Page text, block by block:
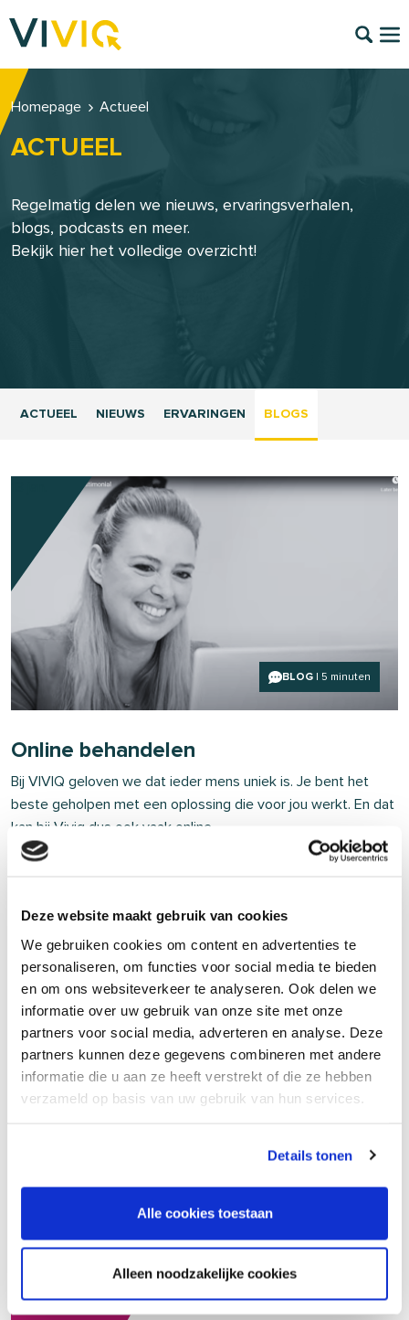
Deze website maakt gebruik van cookies
We gebruiken cookies om content en advertenties te
personaliseren, om functies voor social media te bieden
en om ons websiteverkeer te analyseren. Ook delen we
informatie over uw gebruik van onze site met onze
partners voor social media, adverteren en analyse. Deze
partners kunnen deze gegevens combineren met andere
informatie die u aan ze heeft verstrekt of die ze hebben
verzameld op basis van uw gebruik van hun services.
Details tonen
Alle cookies toestaan
Alleen noodzakelijke cookies
Homepage Actueel
ACTUEEL
Regelmatig delen we nieuws, ervaringsverhalen,
blogs, podcasts en meer.
Bekijk hier het volledige overzicht!
ACTUEEL NIEUWS ERVARINGEN BLOGS
BLOG | 5 minuten
Online behandelen
Bij VIVIQ geloven we dat ieder mens uniek is. Je bent het
beste geholpen met een oplossing die voor jou werkt. En dat
kan bij Viviq dus ook vaak online.
Kind en Jeugd GGZ Wageningen
Soms loopt een kind of jongere vast in emoties, gedrag of op
school. Bij VIVIQ Wageningen kijken we samen wat er precies
speelt en wat helpt.